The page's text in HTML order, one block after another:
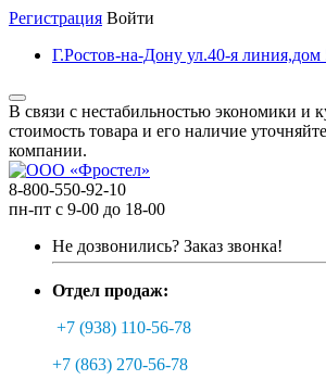
Регистрация Войти
Г.Ростов-на-Дону ул.40-я линия,дом
В связи с нестабильностью экономики и
стоимость товара и его наличие
компании.
8-800-550-92-10
пн-пт с 9-00 до 18-00
Не дозвонились? Заказ звонка!
Отдел продаж:
+7 (938) 110-56-78
+7 (863) 270-56-78